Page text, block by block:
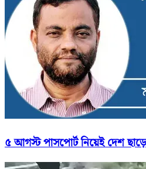
৫ আগস্ট পাসপোর্ট নিয়েই দেশ